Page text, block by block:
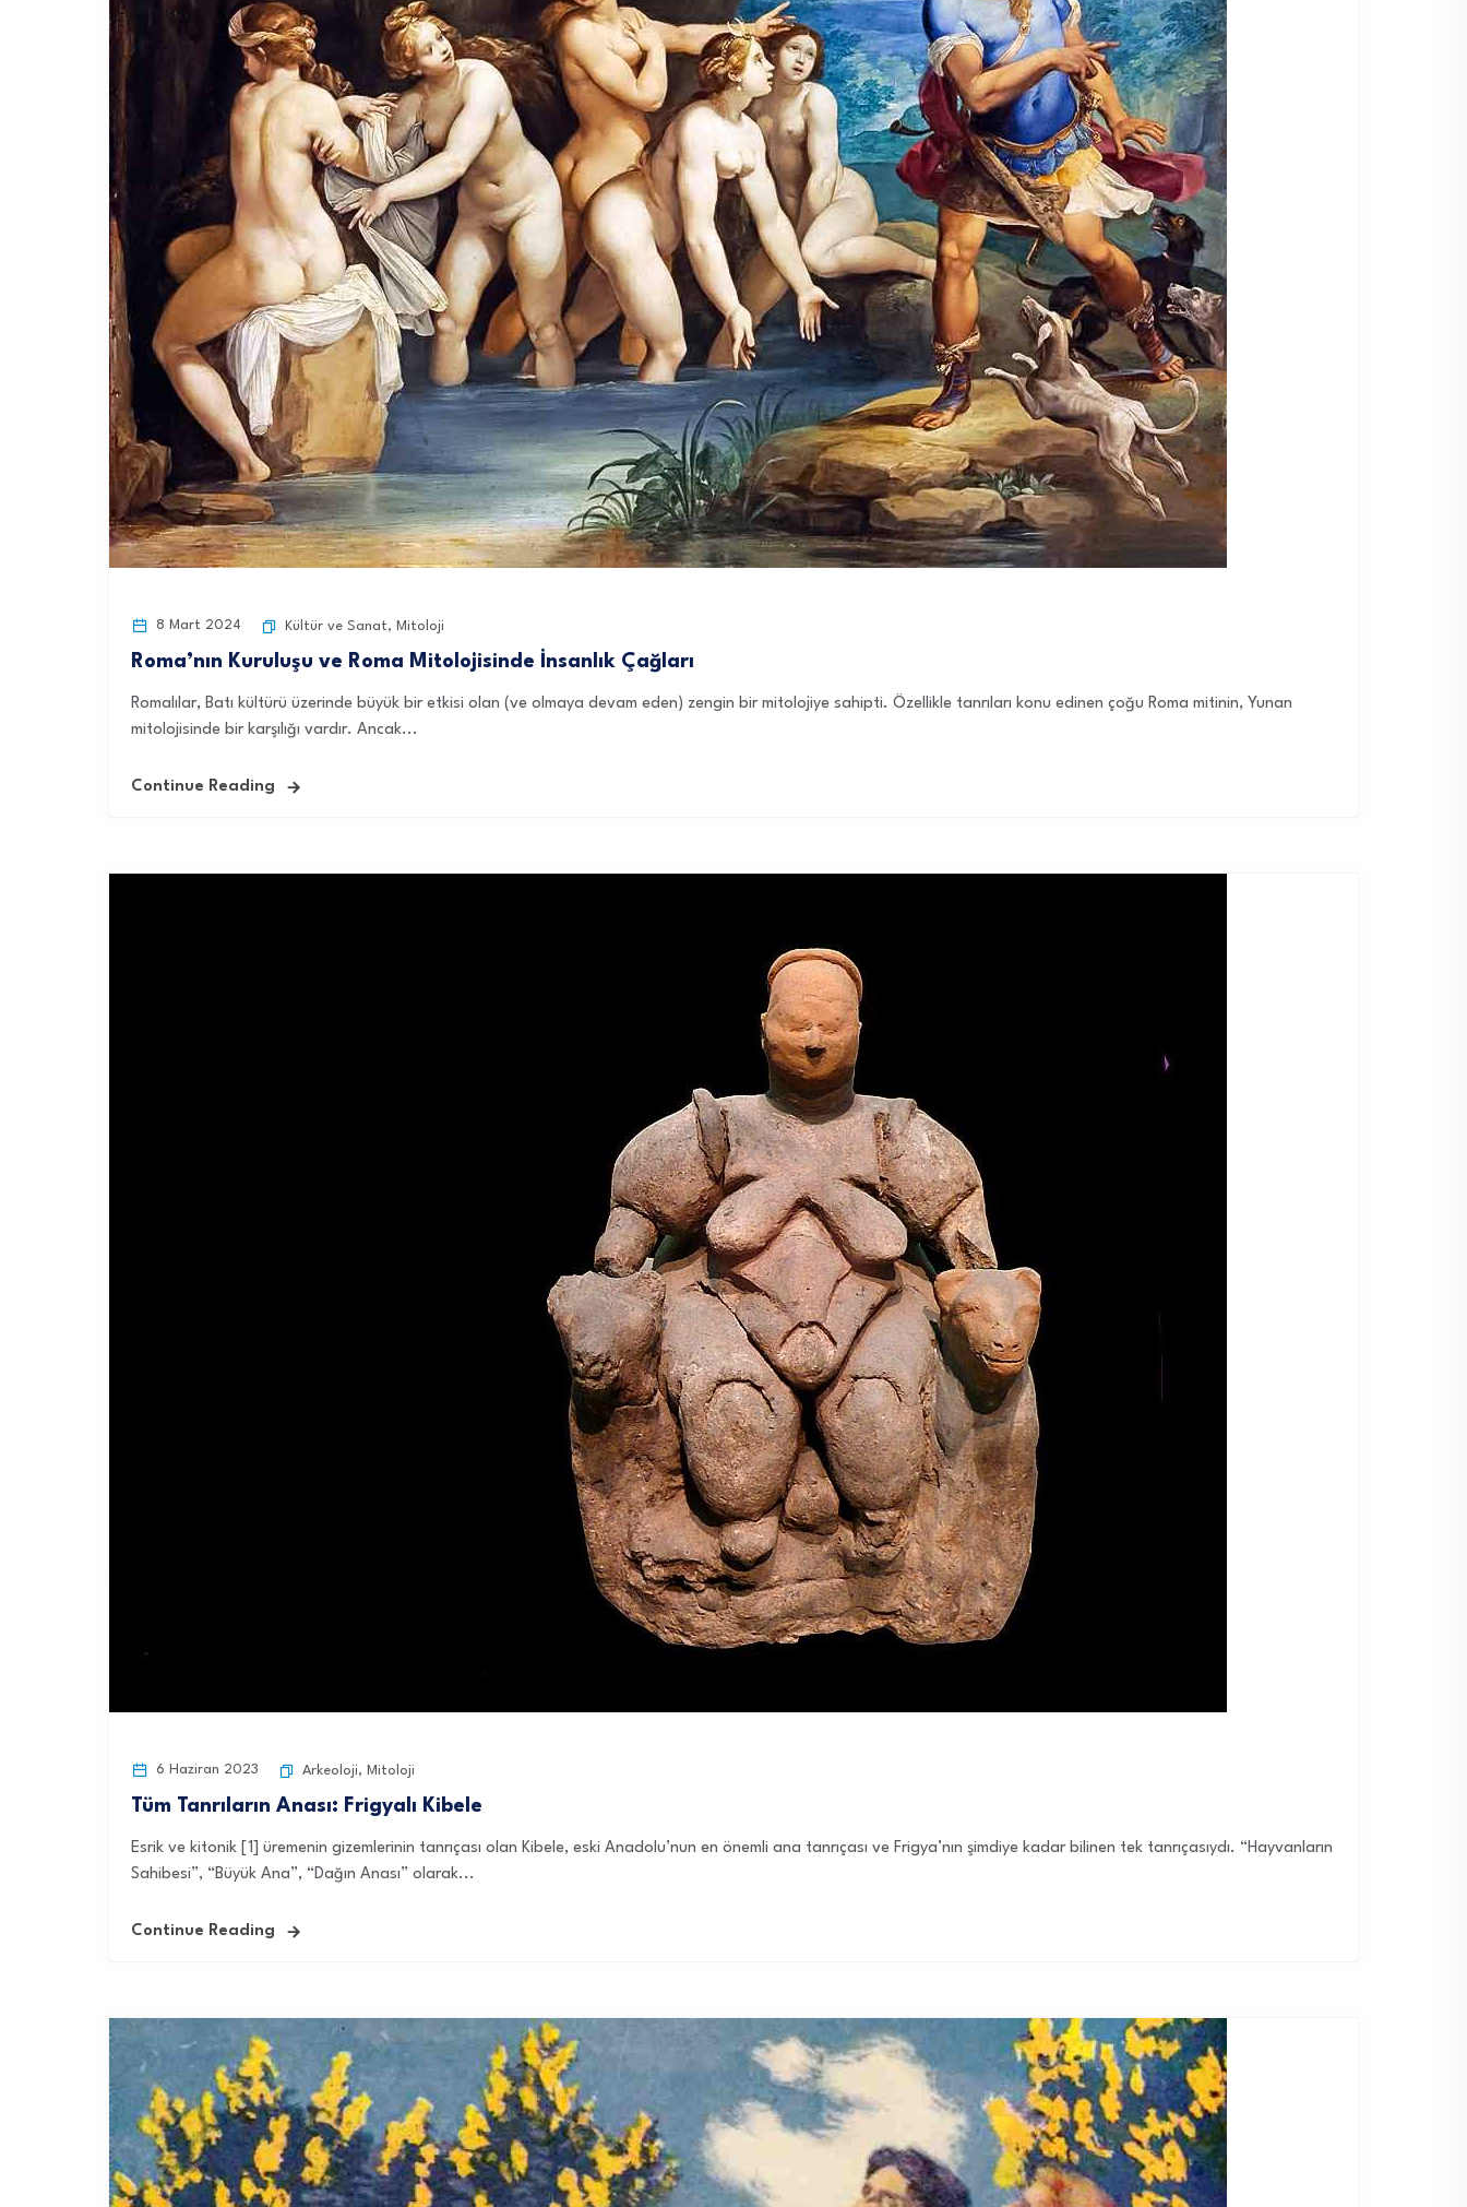
8 Mart 2024 Kültür ve Sanat, Mitoloji
Roma’nın Kuruluşu ve Roma Mitolojisinde İnsanlık Çağları
Romalılar, Batı kültürü üzerinde büyük bir etkisi olan (ve olmaya devam eden) zengin bir mitolojiye sahipti. Özellikle tanrıları konu edinen çoğu Roma mitinin, Yunan
mitolojisinde bir karşılığı vardır. Ancak...
Continue Reading
6 Haziran 2023 Arkeoloji, Mitoloji
Tüm Tanrıların Anası: Frigyalı Kibele
Esrik ve kitonik [1] üremenin gizemlerinin tanrıçası olan Kibele, eski Anadolu’nun en önemli ana tanrıçası ve Frigya’nın şimdiye kadar bilinen tek tanrıçasıydı. “Hayvanların
Sahibesi”, “Büyük Ana”, “Dağın Anası” olarak...
Continue Reading